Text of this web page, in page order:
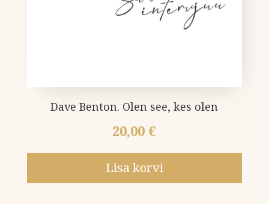
Dave Benton. Olen see, kes olen
20,00€
Lisa korvi